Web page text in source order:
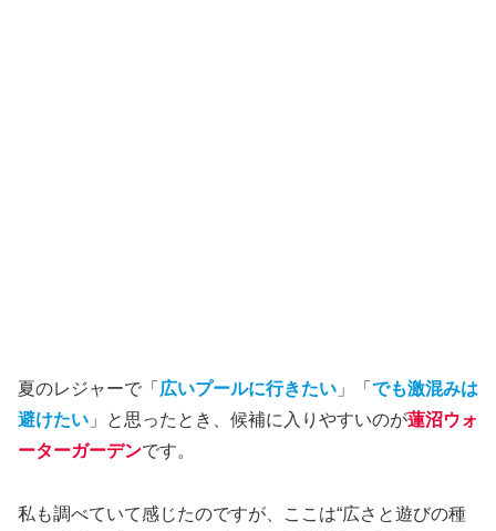
夏のレジャーで「 広いプールに行きたい 」「 でも激混みは
避けたい 」と思ったとき、候補に入りやすいのが蓮沼ウォ
ーターガーデンです。
私も調べていて感じたのですが、ここは“広さと遊びの種